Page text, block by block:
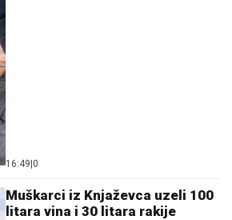
16:49 0
Muškarci iz Knjaževca uzeli 100
litara vina i 30 litara rakije